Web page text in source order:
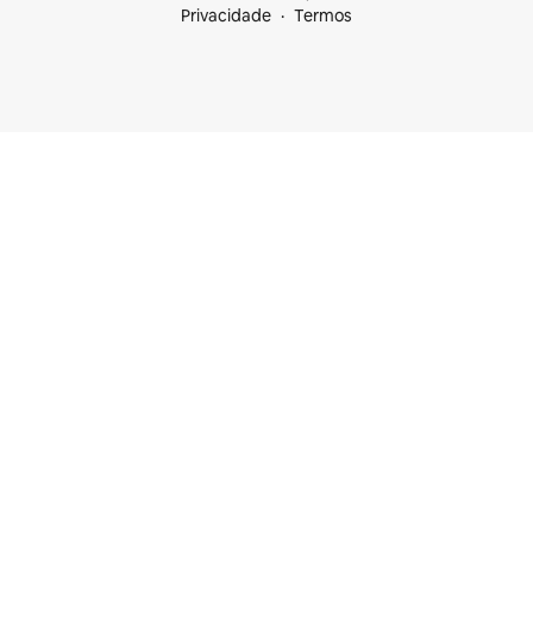
Privacidade
Termos